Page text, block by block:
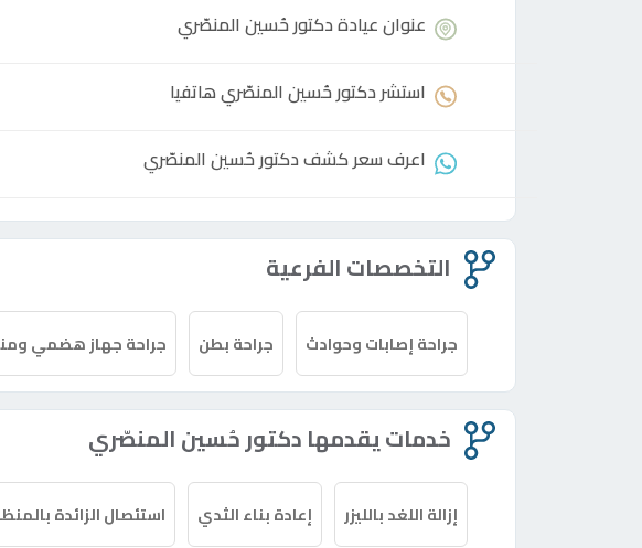
عنوان عيادةدكتورحُسين المنصّري
استشردكتورحُسين المنصّري هاتفيا
اعرف سعر كشفدكتورحُسين المنصّري
التخصصات الفرعية
جراحة إصابات وحوادث جراحة بطن جراحة جهاز هضمي
خدمات يقدمها دكتور حُسين المنصّري
إزالة اللغد بالليزر إعادة بناء الثدي استئصال الزائدة